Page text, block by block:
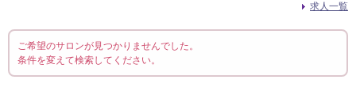
求人一覧
ご希望のサロンが見つかりませんでした。
条件を変えて検索してください。